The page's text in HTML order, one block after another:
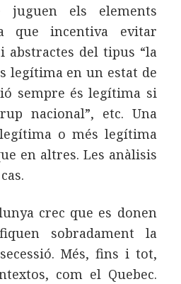
juguen els elements
que incentiva evitar
abstractes del tipus “la
legítima en un estat de
sempre és legítima si
nacional”, etc. Una
o més legítima
en altres. Les anàlisis
crec que es donen
sobradament la
Més, fins i tot,
com el Quebec.